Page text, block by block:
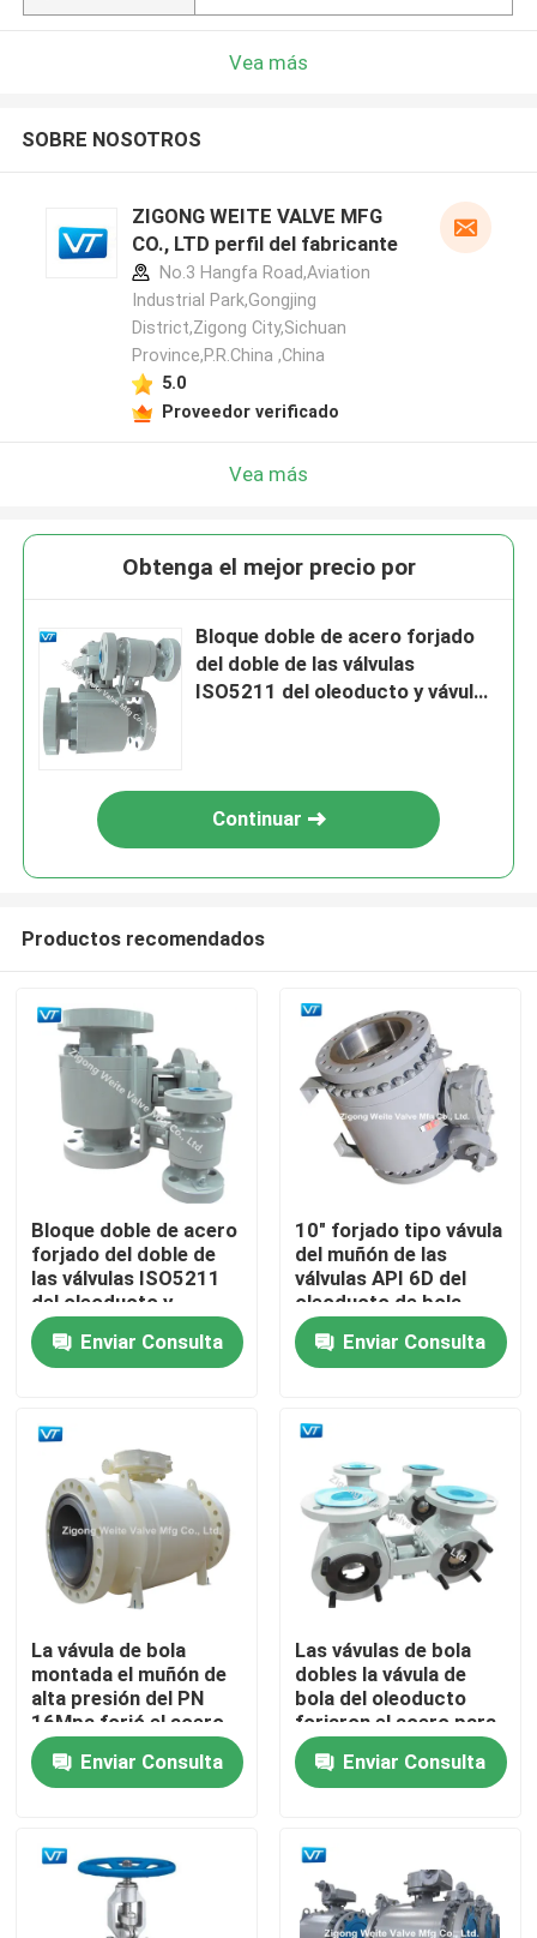
Inicio
Sobre nosotros
Productos
Vávula de bola de la tubería
Válvulas del oleoducto
Vávula de bola dirigida por engranaje
Vávula de bola ensanchada de acero de carbono
Vávula de bola ensanchada de acero inoxidable
Vea más
SOBRE NOSOTROS
ZIGONG WEITE VALVE MFG
CO., LTD perfil del fabricante
No.3 Hangfa Road,Aviation
Industrial Park,Gongjing
District,Zigong City,Sichuan
Province,P.R.China ,China
5.0
Proveedor verificado
Vea más
Obtenga el mejor precio por
Bloque doble de acero forjado
del doble de las válvulas
ISO5211 del oleoducto y vávulas
Continuar
Productos recomendados
Bloque doble de acero
forjado del doble de
las válvulas ISO5211
del oleoducto y
vávulas de bola de
corrimientoEnviar Consulta
10" forjado tipo vávula
del muñón de las
válvulas API 6D del
oleoducto de bola
Enviar Consulta
La vávula de bola
montada el muñón de
alta presión del PN
16Mpa forjó el acero
Enviar Consulta
Las vávulas de bola
dobles la vávula de
bola del oleoducto
forjaron el acero para
el ajustador del tanque
Enviar Consulta